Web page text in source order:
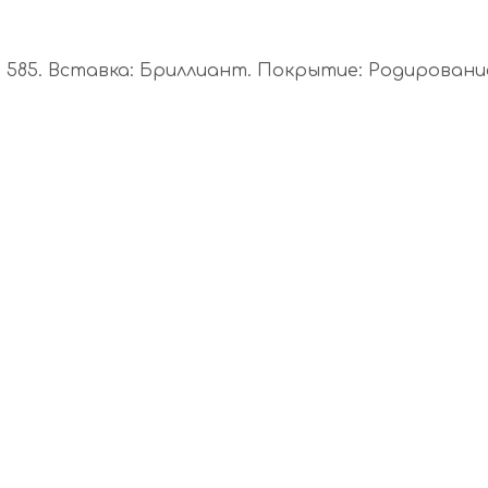
Вставка: Бриллиант. Покрытие: Родирование.